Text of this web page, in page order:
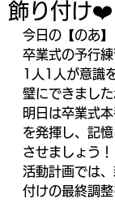
飾り付け❤️
今日の【のあ】
卒業式の予行練
1人1人が意識
璧にできまし
明日は卒業式
を発揮し、記
させましょう！
活動計画では
付けの最終調